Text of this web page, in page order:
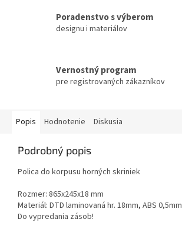
Poradenstvo s výberom
designu i materiálov
Vernostný program
pre registrovaných zákazníkov
Popis Hodnotenie Diskusia
Podrobný popis
Polica do korpusu horných skriniek
Rozmer: 865x245x18 mm
Materiál: DTD laminovaná hr. 18mm, ABS 0,5mm
Do vypredania zásob!